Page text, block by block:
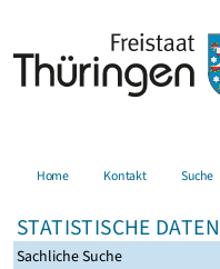
Home Kontakt Suche
STATISTISCHE DATEN
Sachliche Suche